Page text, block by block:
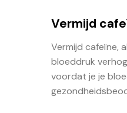
Vermijd
Vermijd cafeïne,
bloeddruk
voordat je je